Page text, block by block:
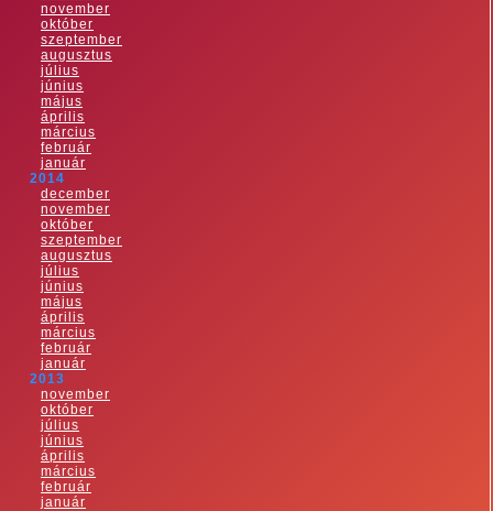
november
október
szeptember
augusztus
július
június
május
április
március
február
január
2014
december
november
október
szeptember
augusztus
július
június
május
április
március
február
január
2013
november
október
július
június
április
március
február
január